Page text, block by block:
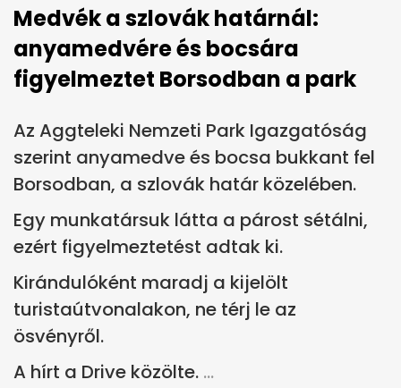
Medvék a szlovák határnál:
anyamedvére és bocsára
figyelmeztet Borsodban a park
Az Aggteleki Nemzeti Park Igazgatóság
szerint anyamedve és bocsa bukkant fel
Borsodban, a szlovák határ közelében.
Egy munkatársuk látta a párost sétálni,
ezért figyelmeztetést adtak ki.
Kirándulóként maradj a kijelölt
turistaútvonalakon, ne térj le az
ösvényről.
A hírt a Drive közölte.